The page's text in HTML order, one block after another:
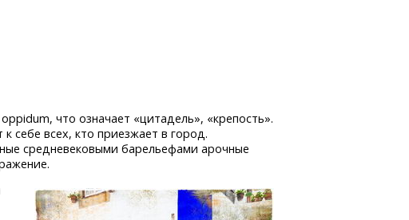
что означает «цитадель», «крепость».
себе всех, кто приезжает в город.
средневековыми барельефами арочные